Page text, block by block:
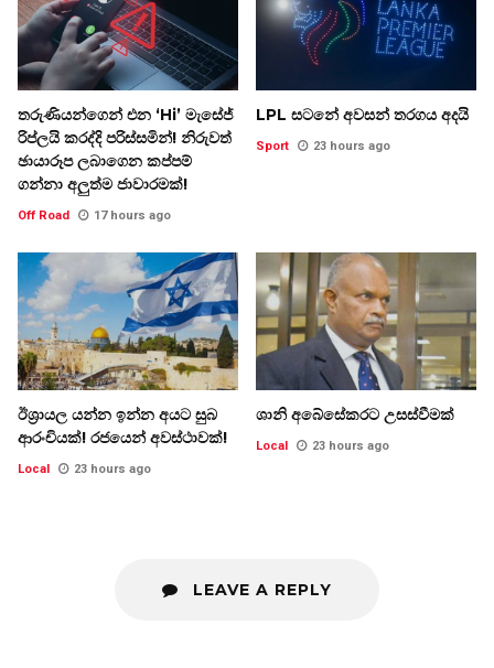
තරුණියන්ගෙන් එන ‘Hi’ මැසේජ්
රිප්ලයි කරද්දි පරිස්සමින්! නිරුවත්
ඡායාරූප ලබාගෙන කප්පම්
ගන්නා අලුත්ම ජාවාරමක්!
Off Road 17 hours ago
LPL සටනේ අවසන් තරගය අදයි
Sport 23 hours ago
ඊශ්‍රායල යන්න ඉන්න අයට සුබ
ආරංචියක්! ‍රජයෙන් අවස්ථාවක්!
Local 23 hours ago
ශානි අබේසේකරට උසස්වීමක්
Local 23 hours ago
LEAVE A REPLY